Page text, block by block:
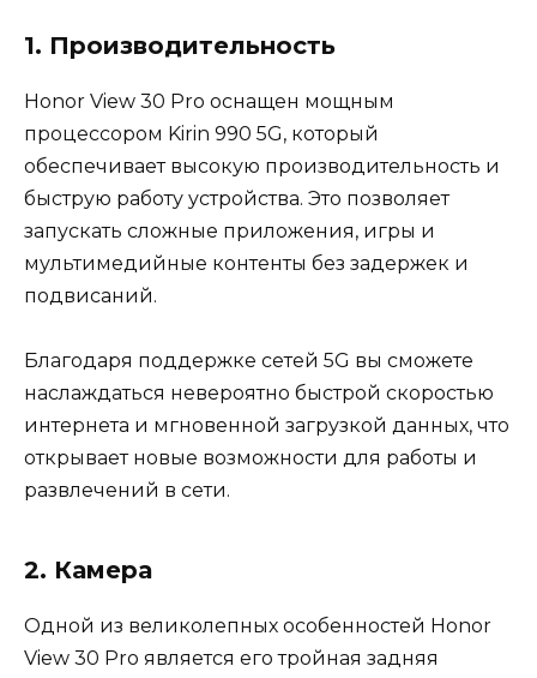
1. Производительность
Honor View 30 Pro оснащен мощным
процессором Kirin 990 5G, который
обеспечивает высокую производительность и
быструю работу устройства. Это позволяет
запускать сложные приложения, игры и
мультимедийные контенты без задержек и
подвисаний.
Благодаря поддержке сетей 5G вы сможете
наслаждаться невероятно быстрой скоростью
интернета и мгновенной загрузкой данных, что
открывает новые возможности для работы и
развлечений в сети.
2. Камера
Одной из великолепных особенностей Honor
View 30 Pro является его тройная задняя